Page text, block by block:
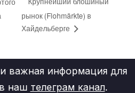
рынок (Flohmärkte) в
Хайдельберге
важная информация для
наш телеграм канал.